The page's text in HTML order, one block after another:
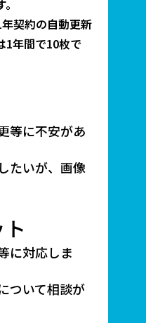
契約の自動更新
1年間で10枚で
等に不安があ
たいが、画像
に対応しま
ついて相談が